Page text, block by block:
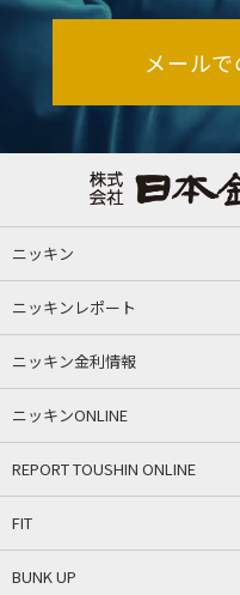
メール
ニッキン
ニッキンレポート
ニッキン金利情報
ニッキンONLINE
REPORT TOUSHIN ONLINE
FIT
BUNK UP